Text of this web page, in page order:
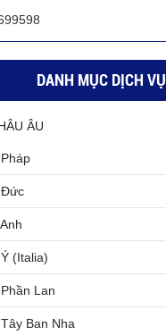
DANH MỤC DỊCH VỤ
ÂU
Đức
(Italia)
Lan
Ban Nha